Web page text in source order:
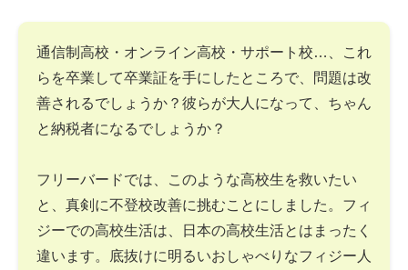
通信制高校・オンライン高校・サポート校…、これ
らを卒業して卒業証を手にしたところで、問題は改
善されるでしょうか？彼らが大人になって、ちゃん
と納税者になるでしょうか？
フリーバードでは、このような高校生を救いたい
と、真剣に不登校改善に挑むことにしました。フィ
ジーでの高校生活は、日本の高校生活とはまったく
違います。底抜けに明るいおしゃべりなフィジー人